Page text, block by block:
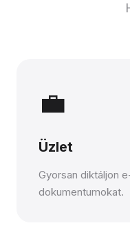
💼
Üzlet
Gyorsan diktáljon
dokumentumokat.